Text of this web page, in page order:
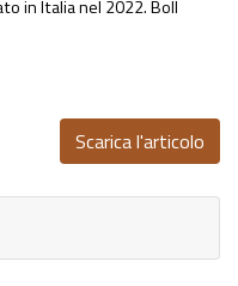
in Italia nel 2022. Boll
Scarica l'articolo